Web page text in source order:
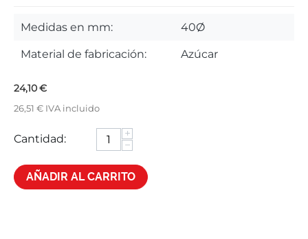
Medidas en mm: 40Ø
Material de fabricación: Azúcar
24,10€
26,51 € IVA incluido
Cantidad:
+
−
AÑADIR AL CARRITO